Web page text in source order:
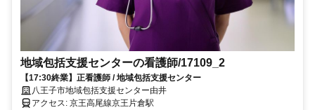
地域包括支援センターの看護師/17109_2
【17:30終業】正看護師 / 地域包括支援センター
八王子市地域包括支援センター由井
アクセス: 京王高尾線京王片倉駅